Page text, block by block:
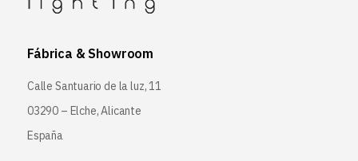
Fábrica & Showroom
Calle Santuario de la luz, 11
03290 – Elche, Alicante
España